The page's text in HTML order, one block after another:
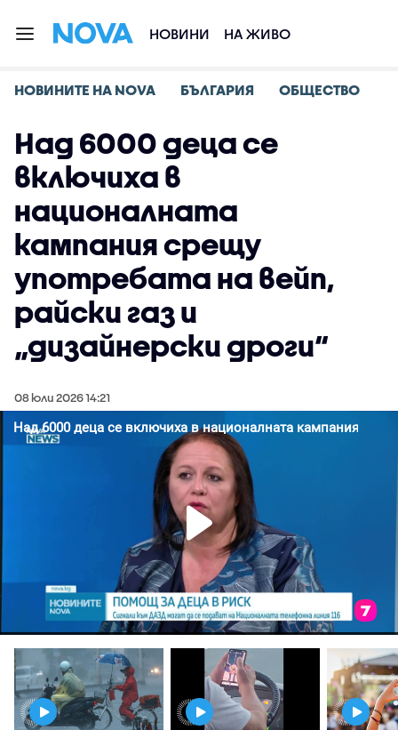
НОВИНИ НА ЖИВО
НОВИНИТЕ НА NOVA БЪЛГАРИЯ ОБЩЕСТВО
Над 6000 деца се
включиха в
националната
кампания срещу
употребата на вейп,
райски газ и
„дизайнерски дроги“
08 юли 2026 14:21